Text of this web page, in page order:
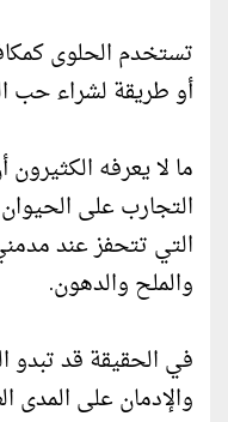
تستخدم الحلوى
أو طريقة لشراء حب
التجارب على
التي تتحفز عند
والملح والدهون.
في الحقيقة قد تبدو
والإدمان على المدى